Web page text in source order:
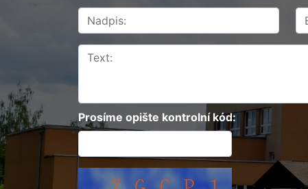
Prosíme opište kontrolní kód: